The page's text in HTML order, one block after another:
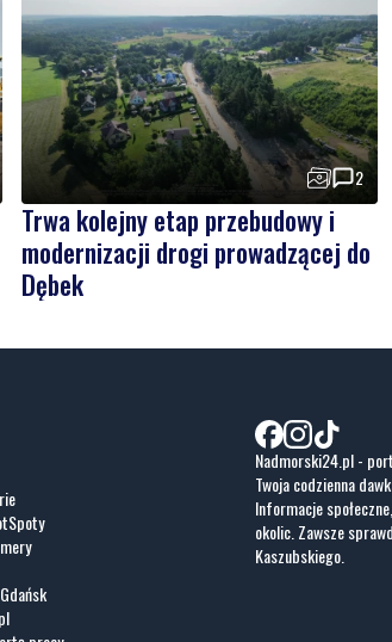
2
Trwa kolejny etap przebudowy i
modernizacji drogi prowadzącej do
Dębek
Nadmorski24.pl -
Twoja codzienna
Informacje
okolic. Zawsze
Kaszubskiego.